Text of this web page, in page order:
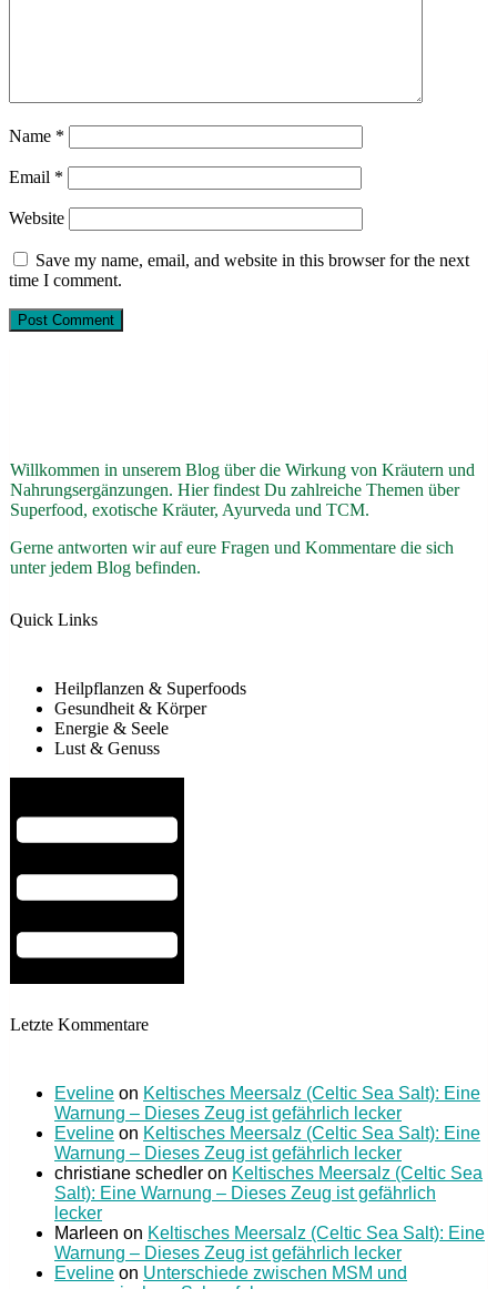
Name *
Email *
Website
Save my name, email, and website in this browser for the next
time I comment.
Willkommen in unserem Blog über die Wirkung von Kräutern und
Nahrungsergänzungen. Hier findest Du zahlreiche Themen über
Superfood, exotische Kräuter, Ayurveda und TCM.
Gerne antworten wir auf eure Fragen und Kommentare die sich
unter jedem Blog befinden.
Quick Links
Heilpflanzen & Superfoods
Gesundheit & Körper
Energie & Seele
Lust & Genuss
Letzte Kommentare
Eveline on Keltisches Meersalz (Celtic Sea Salt): Eine
Warnung – Dieses Zeug ist gefährlich lecker
Eveline on Keltisches Meersalz (Celtic Sea Salt): Eine
Warnung – Dieses Zeug ist gefährlich lecker
christiane schedler on Keltisches Meersalz (Celtic Sea
Salt): Eine Warnung – Dieses Zeug ist gefährlich
lecker
Marleen on Keltisches Meersalz (Celtic Sea Salt): Eine
Warnung – Dieses Zeug ist gefährlich lecker
Eveline on Unterschiede zwischen MSM und